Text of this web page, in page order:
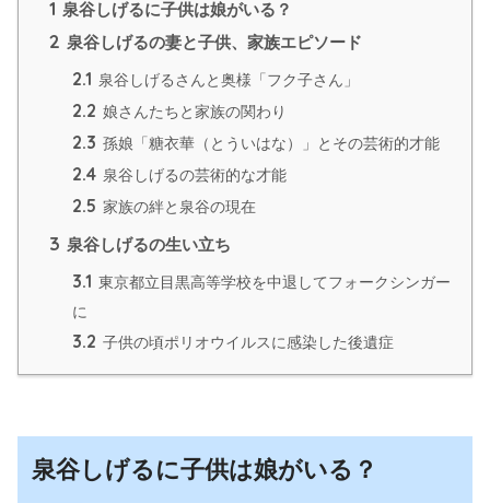
1 泉谷しげるに子供は娘がいる？
2 泉谷しげるの妻と子供、家族エピソード
2.1 泉谷しげるさんと奥様「フク子さん」
2.2 娘さんたちと家族の関わり
2.3 孫娘「糖衣華（とういはな）」とその芸術的才能
2.4 泉谷しげるの芸術的な才能
2.5 家族の絆と泉谷の現在
3 泉谷しげるの生い立ち
3.1 東京都立目黒高等学校を中退してフォークシンガー
に
3.2 子供の頃ポリオウイルスに感染した後遺症
泉谷しげるに子供は娘がいる？